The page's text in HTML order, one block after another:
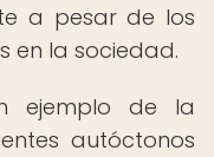
a pesar de los
en la sociedad.
ejemplo de la
autóctonos